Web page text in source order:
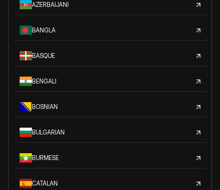
AZERBAIJANI
BANGLA
BASQUE
BENGALI
BOSNIAN
BULGARIAN
BURMESE
CATALAN